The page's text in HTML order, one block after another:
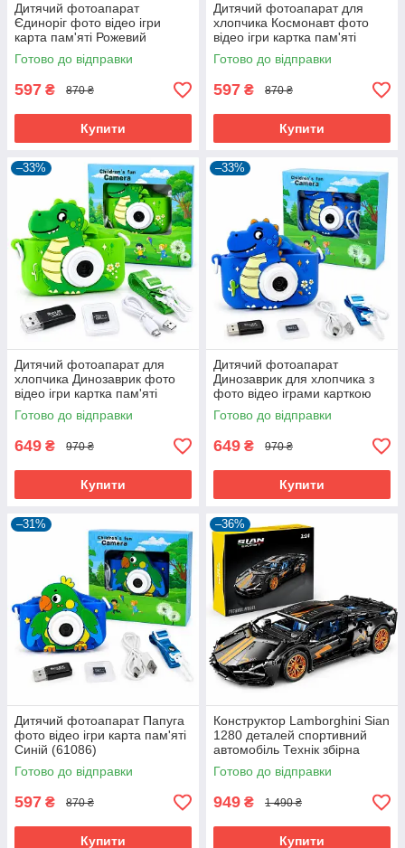
Дитячий фотоапарат
Єдиноріг фото відео ігри
карта пам'яті Рожевий
(61082)
Готово до відправки
597 ₴ 870 ₴
Купити
Дитячий фотоапарат для
хлопчика Космонавт фото
відео ігри картка пам'яті
Блакитний (61083)
Готово до відправки
597 ₴ 870 ₴
Купити
–33%
Дитячий фотоапарат для
хлопчика Динозаврик фото
відео ігри картка пам'яті
Зелений (61084)
Готово до відправки
649 ₴ 970 ₴
Купити
–33%
Дитячий фотоапарат
Динозаврик для хлопчика з
фото відео іграми карткою
пам'яті Синій (61085)
Готово до відправки
649 ₴ 970 ₴
Купити
–31%
Дитячий фотоапарат Папуга
фото відео ігри карта пам'яті
Синій (61086)
Готово до відправки
597 ₴ 870 ₴
Купити
–36%
Конструктор Lamborghini Sian
1280 деталей спортивний
автомобіль Технік збірна
модель Чорний (61001)
Готово до відправки
949 ₴ 1 490 ₴
Купити